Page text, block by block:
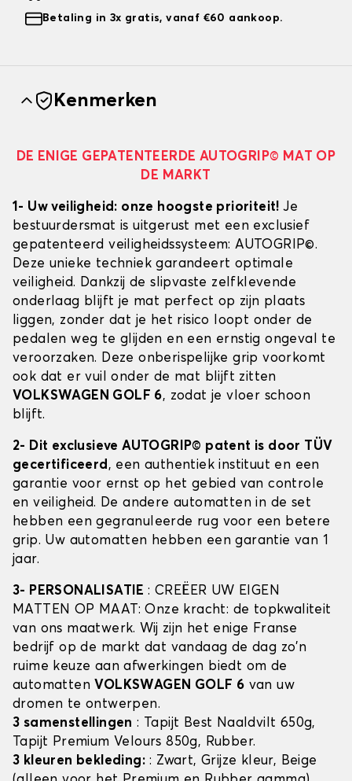
Betaling in 3x gratis, vanaf €60 aankoop.
Kenmerken
DE ENIGE GEPATENTEERDE AUTOGRIP© MAT OP
DE MARKT
1- Uw veiligheid: onze hoogste prioriteit!Je
bestuurdersmat is uitgerust met een exclusief
gepatenteerd veiligheidssysteem: AUTOGRIP©.
Deze unieke techniek garandeert optimale
veiligheid. Dankzij de slipvaste zelfklevende
onderlaag blijft je mat perfect op zijn plaats
liggen, zonder dat je het risico loopt onder de
pedalen weg te glijden en een ernstig ongeval te
veroorzaken. Deze onberispelijke grip voorkomt
ook dat er vuil onder de mat blijft zitten
VOLKSWAGEN GOLF 6, zodat je vloer schoon
blijft.
2- Dit exclusieve AUTOGRIP© patent is door TÜV
gecertificeerd, een authentiek instituut en een
garantie voor ernst op het gebied van controle
en veiligheid. De andere automatten in de set
hebben een gegranuleerde rug voor een betere
grip. Uw automatten hebben een garantie van 1
jaar.
3- PERSONALISATIE: CREËER UW EIGEN
MATTEN OP MAAT: Onze kracht: de topkwaliteit
van ons maatwerk. Wij zijn het enige Franse
bedrijf op de markt dat vandaag de dag zo'n
ruime keuze aan afwerkingen biedt om de
automatten VOLKSWAGEN GOLF 6 van uw
dromen te ontwerpen.
3 samenstellingen : Tapijt Best Naaldvilt 650g,
Tapijt Premium Velours 850g, Rubber.
3 kleuren bekleding: : Zwart, Grijze kleur, Beige